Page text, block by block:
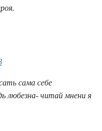
сама себе
любезна- читай мнени я